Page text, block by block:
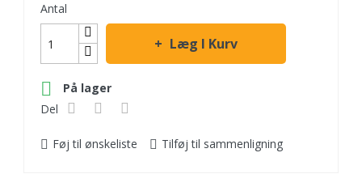
Antal
Læg I Kurv

På lager
Del
Føj til ønskeliste Tilføj til sammenligning